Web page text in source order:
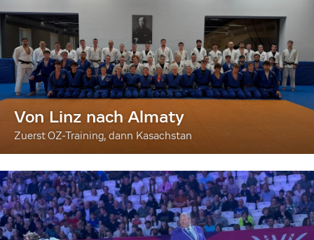
Von Linz nach Almaty
Zuerst OZ-Training, dann Kasachstan